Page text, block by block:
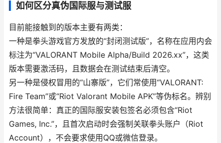
如何区分真伪国际服与测试服
目前能接触到的版本主要有两类：
一种是拳头游戏官方发放的“封闭测试版”，名称在应用内会
标注为“VALORANT Mobile Alpha/Build 2026.xx”，这类
版本需要激活码，且数据会在测试结束后清空。
另一种是侵权冒用的“山寨版”，它们常使用“VALORANT:
Fire Team”或“Riot Valorant Mobile APK”等伪标名。辨别
方法很简单：真正的国际服安装包签名必须包含“Riot
Games, Inc.”，且首次启动时会强制关联拳头账户（Riot
Account），不会要求使用QQ或微信登录。